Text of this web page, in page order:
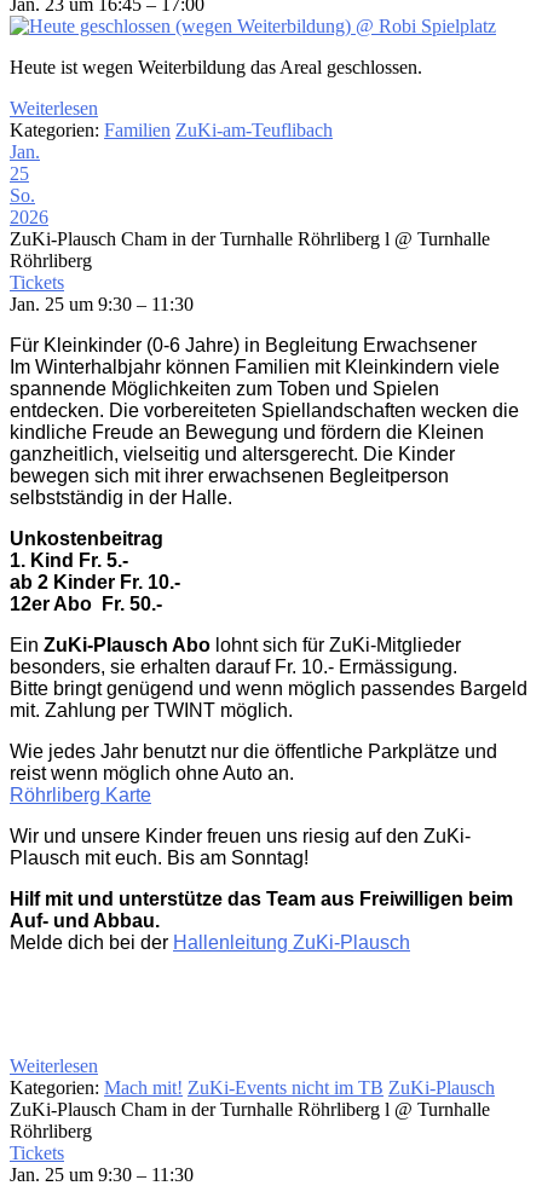
Heute ist wegen Weiterbildung das Areal geschlossen.
Weiterlesen
Kategorien: Familien ZuKi-am-Teuflibach
Jan.
25
So.
2026
ZuKi-Plausch Cham in der Turnhalle Röhrliberg l @ Turnhalle
Röhrliberg
Tickets
Jan. 25 um 9:30 – 11:30
Für Kleinkinder (0-6 Jahre) in Begleitung Erwachsener
Im Winterhalbjahr können Familien mit Kleinkindern viele
spannende Möglichkeiten zum Toben und Spielen
entdecken. Die vorbereiteten Spiellandschaften wecken die
kindliche Freude an Bewegung und fördern die Kleinen
ganzheitlich, vielseitig und altersgerecht. Die Kinder
bewegen sich mit ihrer erwachsenen Begleitperson
selbstständig in der Halle.
Unkostenbeitrag
1. Kind Fr. 5.-
ab 2 Kinder Fr. 10.-
12er Abo
Fr. 50.-
Ein ZuKi-Plausch Abo lohnt sich für ZuKi-Mitglieder
besonders, sie erhalten darauf Fr. 10.- Ermässigung.
Bitte bringt genügend und wenn möglich passendes Bargeld
mit. Zahlung per TWINT möglich.
Wie jedes Jahr benutzt nur die öffentliche Parkplätze und
reist wenn möglich ohne Auto an.
Röhrliberg Karte
Wir und unsere Kinder freuen uns riesig auf den ZuKi-
Plausch mit euch. Bis am Sonntag!
Hilf mit und unterstütze das Team aus Freiwilligen beim
Auf- und Abbau.
Melde dich bei der Hallenleitung ZuKi-Plausch
Weiterlesen
Kategorien: Mach mit! ZuKi-Events nicht im TB ZuKi-Plausch
ZuKi-Plausch Cham in der Turnhalle Röhrliberg l @ Turnhalle
Röhrliberg
Tickets
Jan. 25 um 9:30 – 11:30